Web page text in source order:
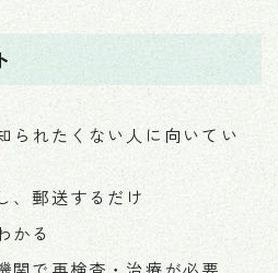
られたくない人に向いてい
、郵送するだけ
かる